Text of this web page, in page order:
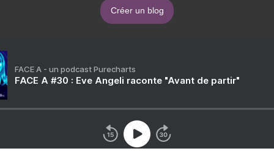
Créer un blog
FACE A - un podcast Purecharts
FACE A #30 : Eve Angeli raconte "Avant de partir"